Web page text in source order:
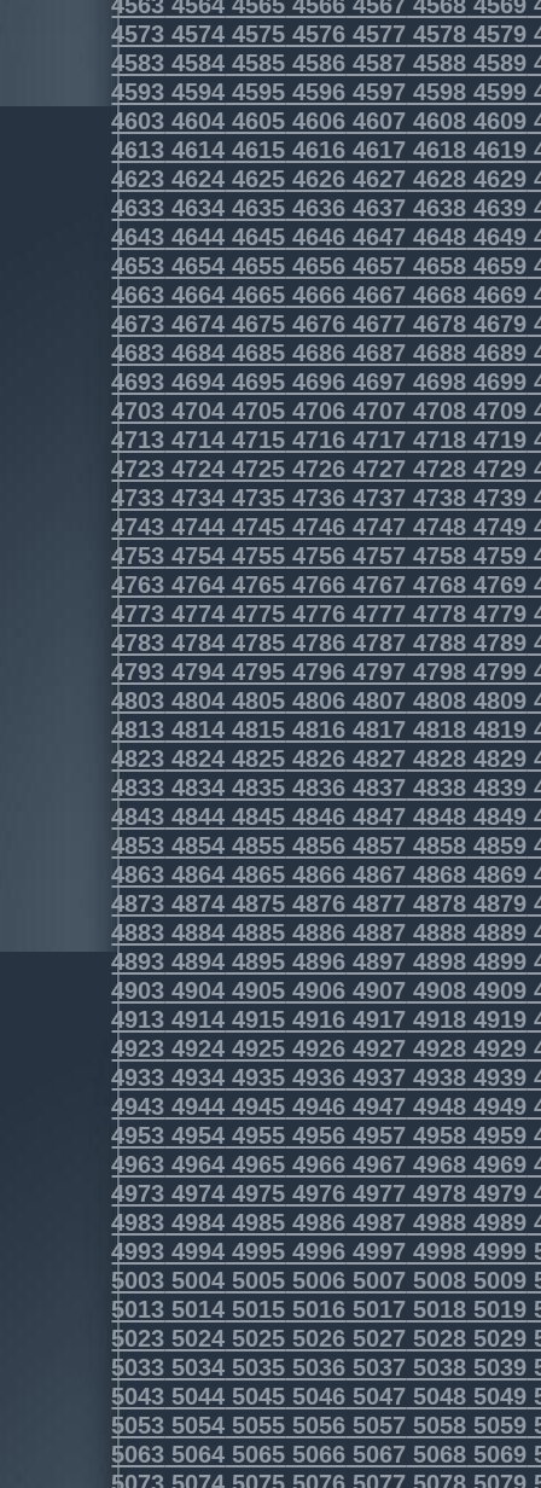
4573 4574 4575 4576 4577 4578 4579
4583 4584 4585 4586 4587 4588 4589
4593 4594 4595 4596 4597 4598 4599
4603 4604 4605 4606 4607 4608 4609
4613 4614 4615 4616 4617 4618 4619
4623 4624 4625 4626 4627 4628 4629
4633 4634 4635 4636 4637 4638 4639
4643 4644 4645 4646 4647 4648 4649
4653 4654 4655 4656 4657 4658 4659
4663 4664 4665 4666 4667 4668 4669
4673 4674 4675 4676 4677 4678 4679
4683 4684 4685 4686 4687 4688 4689
4693 4694 4695 4696 4697 4698 4699
4703 4704 4705 4706 4707 4708 4709
4713 4714 4715 4716 4717 4718 4719
4723 4724 4725 4726 4727 4728 4729
4733 4734 4735 4736 4737 4738 4739
4743 4744 4745 4746 4747 4748 4749
4753 4754 4755 4756 4757 4758 4759
4763 4764 4765 4766 4767 4768 4769
4773 4774 4775 4776 4777 4778 4779
4783 4784 4785 4786 4787 4788 4789
4793 4794 4795 4796 4797 4798 4799
4803 4804 4805 4806 4807 4808 4809
4813 4814 4815 4816 4817 4818 4819
4823 4824 4825 4826 4827 4828 4829
4833 4834 4835 4836 4837 4838 4839
4843 4844 4845 4846 4847 4848 4849
4853 4854 4855 4856 4857 4858 4859
4863 4864 4865 4866 4867 4868 4869
4873 4874 4875 4876 4877 4878 4879
4883 4884 4885 4886 4887 4888 4889
4893 4894 4895 4896 4897 4898 4899
4903 4904 4905 4906 4907 4908 4909
4913 4914 4915 4916 4917 4918 4919
4923 4924 4925 4926 4927 4928 4929
4933 4934 4935 4936 4937 4938 4939
4943 4944 4945 4946 4947 4948 4949
4953 4954 4955 4956 4957 4958 4959
4963 4964 4965 4966 4967 4968 4969
4973 4974 4975 4976 4977 4978 4979
4983 4984 4985 4986 4987 4988 4989
4993 4994 4995 4996 4997 4998 4999
5003 5004 5005 5006 5007 5008 5009
5013 5014 5015 5016 5017 5018 5019
5023 5024 5025 5026 5027 5028 5029
5033 5034 5035 5036 5037 5038 5039
5043 5044 5045 5046 5047 5048 5049
5053 5054 5055 5056 5057 5058 5059
5063 5064 5065 5066 5067 5068 5069